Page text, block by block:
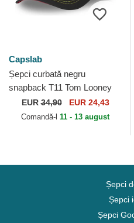
Capslab
Șepci curbată negru
snapback T11 Tom Looney
Tunes de Capslab
EUR34,90 EUR 24,43
Comandă-l 11 - 13 august
Șepci
Șepci
Șepci